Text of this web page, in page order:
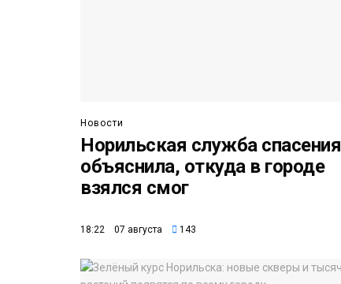
Новости
Норильская служба спасения
объяснила, откуда в городе
взялся смог
18:22 07 августа 143